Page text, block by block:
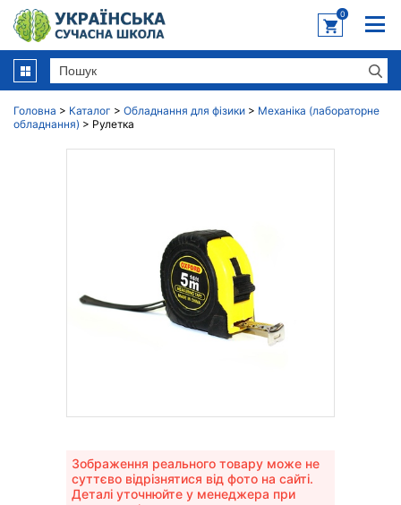
0
Головна > Каталог > Обладнання для фізики > Механіка (лабораторне
обладнання) > Рулетка
Зображення реального товару може не
суттєво відрізнятися від фото на сайті.
Деталі уточнюйте у менеджера при